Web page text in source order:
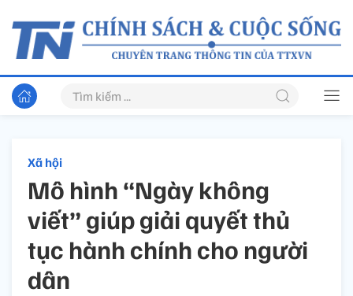
Xã hội
Mô hình “Ngày không
viết” giúp giải quyết thủ
tục hành chính cho người
dân